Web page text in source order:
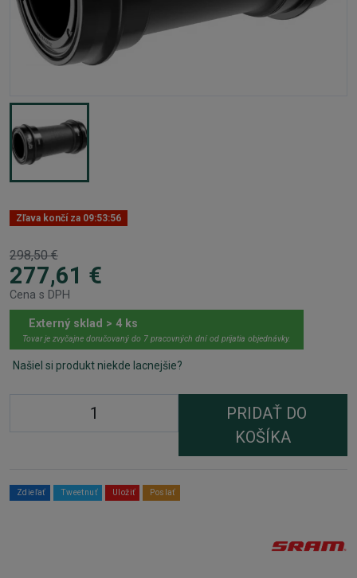
Zľava končí za 09:53:56
298,50 €
277,61 €
Cena s DPH
Externý sklad > 4 ks
Tovar je zvyčajne doručovaný do 7 pracovných dní od prijatia objednávky.
Našiel si produkt niekde lacnejšie?
PRIDAŤ DO
KOŠÍKA
Zdieľať Tweetnuť Uložiť Poslať